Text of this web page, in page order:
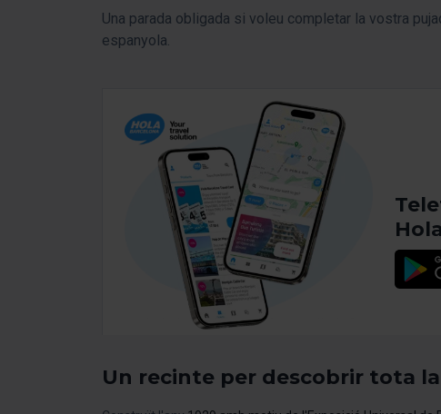
Una parada obligada si voleu completar la vostra
espanyola.
Un recinte per descobrir tota